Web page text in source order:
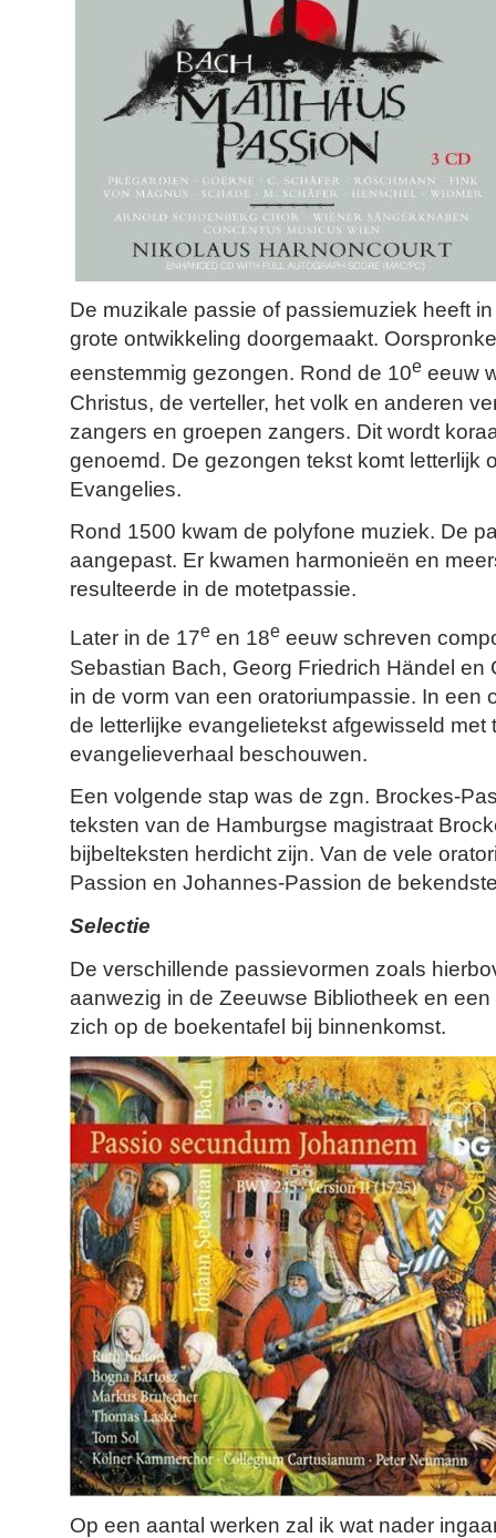
De muzikale passie of passiemuziek heeft
grote ontwikkeling doorgemaakt.
eenstemmig gezongen. Rond de 10e eeuw
Christus, de verteller, het volk en anderen
zangers en groepen zangers. Dit wordt
genoemd. De gezongen tekst komt letterlijk
Evangelies.
Rond 1500 kwam de polyfone muziek. De
aangepast. Er kwamen harmonieën en
resulteerde in de motetpassie.
Later in de 17e en 18e eeuw schreven
Sebastian Bach, Georg Friedrich Händel en
in de vorm van een oratoriumpassie. In een
de letterlijke evangelietekst afgewisseld met
evangelieverhaal beschouwen.
Een volgende stap was de zgn. Brockes-
teksten van de Hamburgse magistraat
bijbelteksten herdicht zijn. Van de vele
Passion en Johannes-Passion de
Selectie
De verschillende passievormen zoals
aanwezig in de Zeeuwse Bibliotheek en
zich op de boekentafel bij binnenkomst.
Op een aantal werken zal ik wat nader